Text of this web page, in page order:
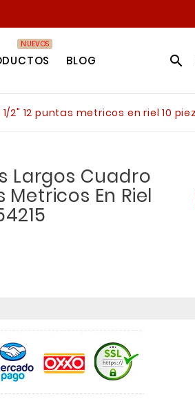
NUEVOS
BLOG 
12 puntas metricos en riel 10
Largos Cuadro
Metricos En Riel